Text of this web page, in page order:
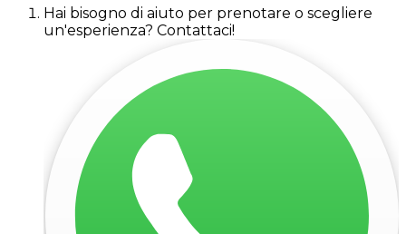
Hai bisogno di aiuto per prenotare o scegliere
un'esperienza? Contattaci!